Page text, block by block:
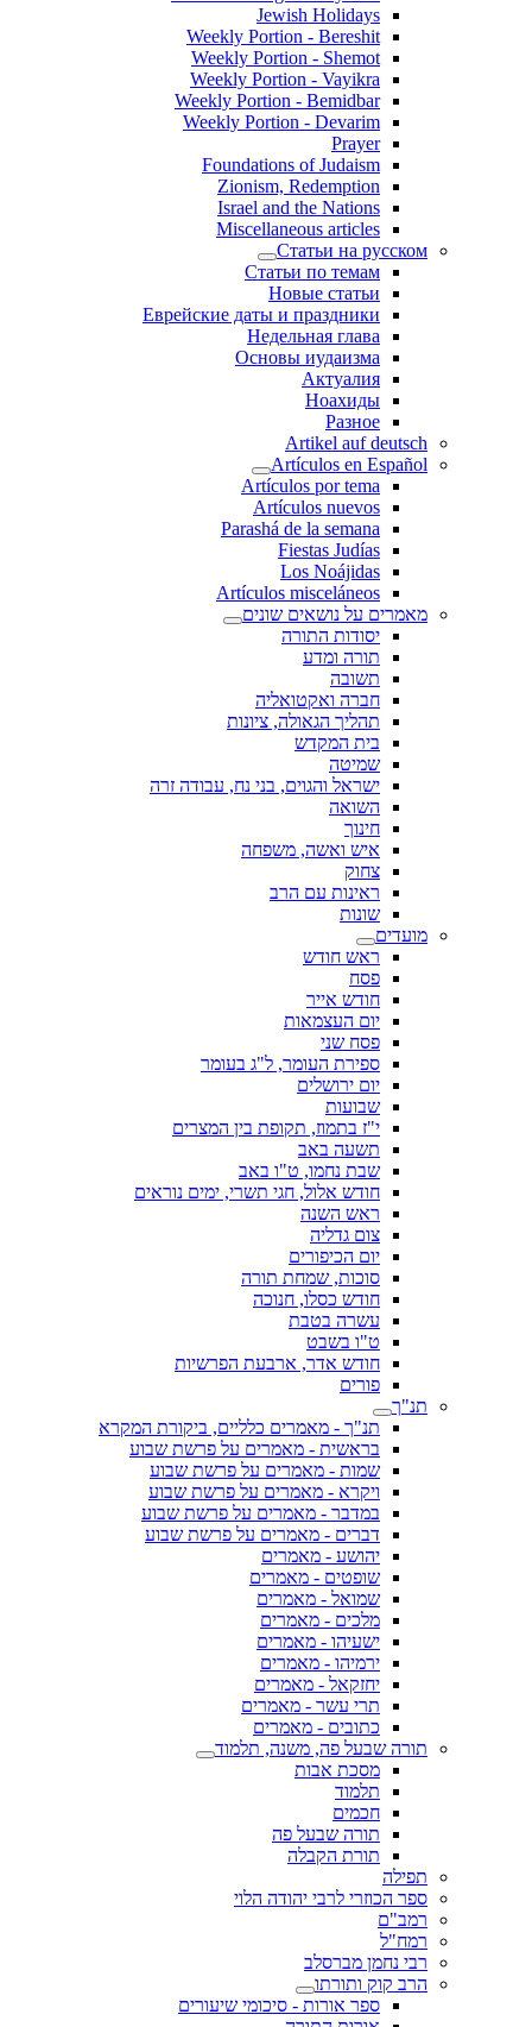
Jewish Holidays
Weekly Portion - Bereshit
Weekly Portion - Shemot
Weekly Portion - Vayikra
Weekly Portion - Bemidbar
Weekly Portion - Devarim
Prayer
Foundations of Judaism
Zionism, Redemption
Israel and the Nations
Miscellaneous articles
Статьи на русском
Статьи по темам
Новые статьи
Еврейские даты и праздники
Недельная глава
Основы иудаизма
Актуалия
Ноахиды
Разное
Artikel auf deutsch
Artículos en Español
Artículos por tema
Artículos nuevos
Parashá de la semana
Fiestas Judías
Los Noájidas
Artículos misceláneos
מאמרים על נושאים שונים
יסודות התורה
תורה ומדע
תשובה
חברה ואקטואליה
תהליך הגאולה, ציונות
בית המקדש
שמיטה
ישראל והגוים, בני נח, עבודה זרה
השואה
חינוך
איש ואשה, משפחה
צחוק
ראינות עם הרב
שונות
מועדים
ראש חודש
פסח
חודש אייר
יום העצמאות
פסח שני
ספירת העומר, ל"ג בעומר
יום ירושלים
שבועות
י"ז בתמוז, תקופת בין המצרים
תשעה באב
שבת נחמו, ט"ו באב
חודש אלול, חגי תשרי, ימים נוראים
ראש השנה
צום גדליה
יום הכיפורים
סוכות, שמחת תורה
חודש כסלו, חנוכה
עשרה בטבת
ט"ו בשבט
חודש אדר, ארבעת הפרשיות
פורים
תנ"ך
תנ"ך - מאמרים כלליים, ביקורת המקרא
בראשית - מאמרים על פרשת שבוע
שמות - מאמרים על פרשת שבוע
ויקרא - מאמרים על פרשת שבוע
במדבר - מאמרים על פרשת שבוע
דברים - מאמרים על פרשת שבוע
יהושע - מאמרים
שופטים - מאמרים
שמואל - מאמרים
מלכים - מאמרים
ישעיהו - מאמרים
ירמיהו - מאמרים
יחזקאל - מאמרים
תרי עשר - מאמרים
כתובים - מאמרים
תורה שבעל פה, משנה, תלמוד
מסכת אבות
תלמוד
חכמים
תורה שבעל פה
תורת הקבלה
תפילה
ספר הכוזרי לרבי יהודה הלוי
רמב"ם
רמח"ל
רבי נחמן מברסלב
הרב קוק ותורתו
ספר אורות - סיכומי שיעורים